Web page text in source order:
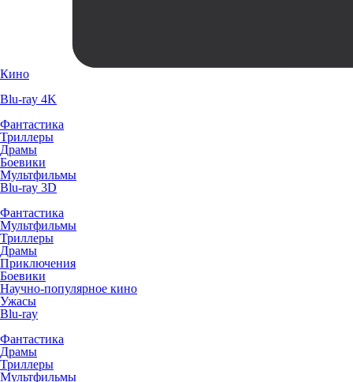
Кино
Blu-ray 4K
Фантастика
Триллеры
Драмы
Боевики
Мультфильмы
Blu-ray 3D
Фантастика
Мультфильмы
Триллеры
Драмы
Приключения
Боевики
Научно-популярное кино
Ужасы
Blu-ray
Фантастика
Драмы
Триллеры
Мультфильмы